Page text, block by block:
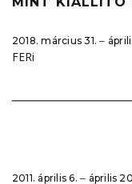
2018. március 31. ‒
FERi
2011. április 6. ‒ április